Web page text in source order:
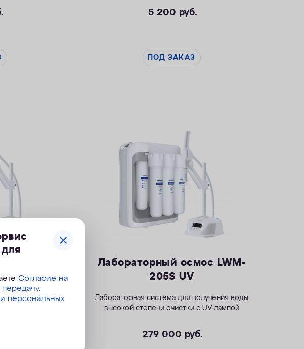
5 200 руб.
ПОД ЗАКАЗ
LWM-
воды
Лабораторный осмос LWM-
205S UV
Лабораторная система для получения воды
высокой степени очистки с UV-лампой
279 000 руб.
Согласие на
.
персональных